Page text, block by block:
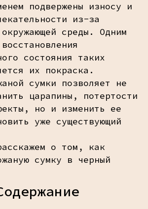
подвержены износу и
из-за
окружающей среды. Одним
состояния таких
их покраска.
сумки позволяет не
царапины, потертости
но и изменить ее
уже существующий
о том, как
сумку в черный